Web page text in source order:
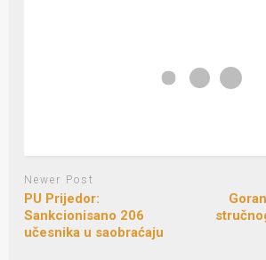
Newer Post
PU Prijedor:
Sankcionisano 206
učesnika u saobraćaju